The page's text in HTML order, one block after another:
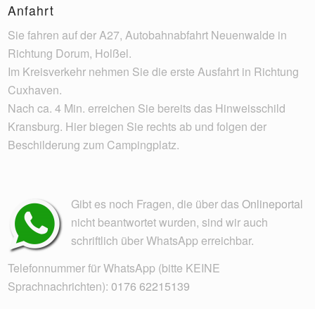
Anfahrt
Sie fahren auf der A27, Autobahnabfahrt Neuenwalde in
Richtung Dorum, Holßel.
Im Kreisverkehr nehmen Sie die erste Ausfahrt in Richtung
Cuxhaven.
Nach ca. 4 Min. erreichen Sie bereits das Hinweisschild
Kransburg. Hier biegen Sie rechts ab und folgen der
Beschilderung zum Campingplatz.
Gibt es noch Fragen, die über dasOnlineportal
nicht beantwortet wurden, sind wir auch
schriftlich über WhatsApp erreichbar.
Telefonnummer für WhatsApp (bitte KEINE
Sprachnachrichten): 0176 62215139